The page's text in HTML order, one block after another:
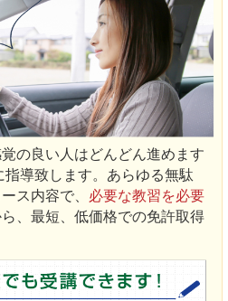
の良い人はどんどん進めます
指導致します。あらゆる無駄
ス内容で、 必要な教習を必要
、最短、低価格での免許取得